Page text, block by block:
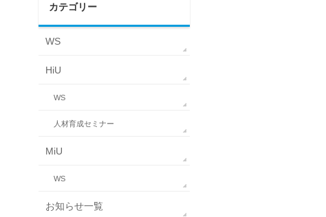
カテゴリー
WS
HiU
WS
人材育成セミナー
MiU
WS
お知らせ一覧